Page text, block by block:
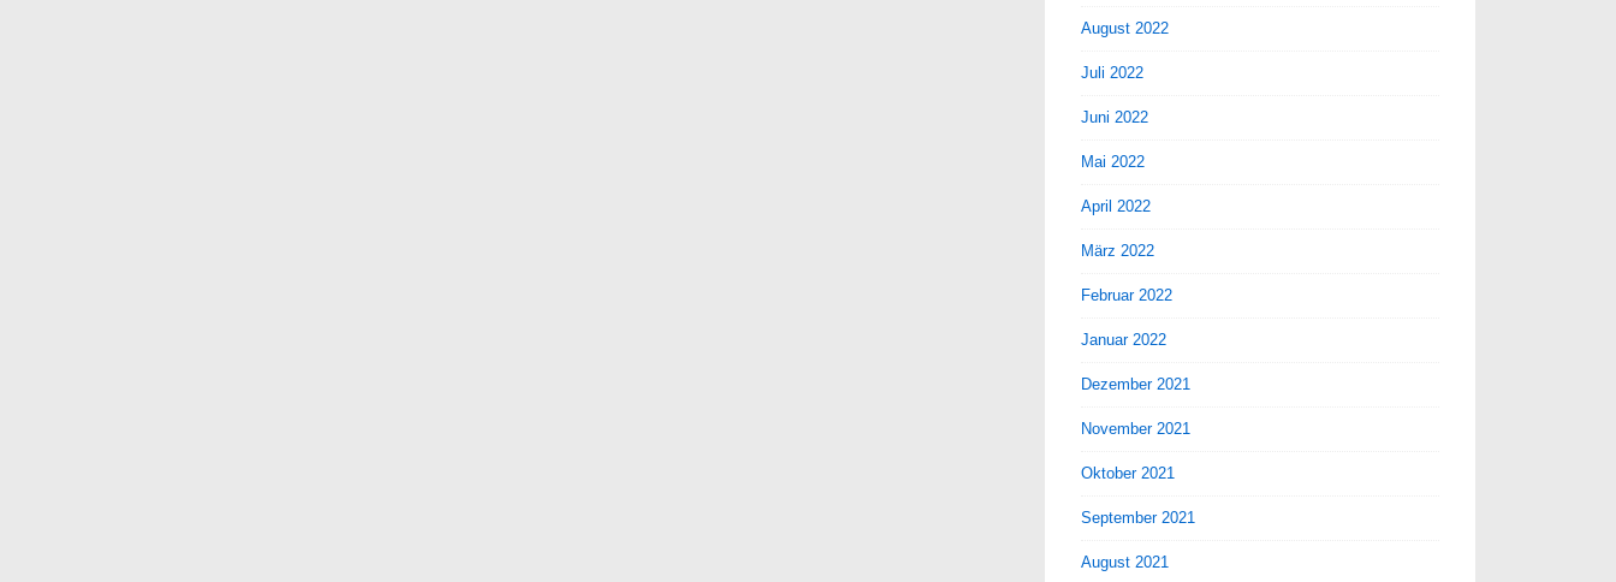
August 2022
Juli 2022
Juni 2022
Mai 2022
April 2022
März 2022
Februar 2022
Januar 2022
Dezember 2021
November 2021
Oktober 2021
September 2021
August 2021